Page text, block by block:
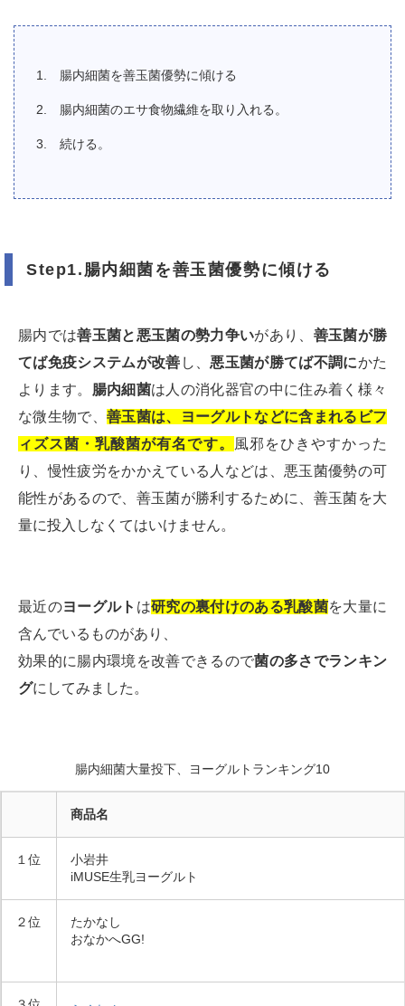
腸内細菌を善玉菌優勢に傾ける
腸内細菌のエサ食物繊維を取り入れる。
続ける。
Step1.腸内細菌を善玉菌優勢に傾ける
腸内では善玉菌と悪玉菌の勢力争いがあり、 善玉菌が勝
てば免疫システムが改善 し、 悪玉菌が勝てば不調にかた
よります。 腸内細菌は人の消化器官の中に住み着く様々
な微生物で、 善玉菌は、ヨーグルトなどに含まれるビフ
ィズス菌・乳酸菌が有名です。
風邪をひきやすかった
り、慢性疲労をかかえている人などは、悪玉菌優勢の可
能性があるので、善玉菌が勝利するために、善玉菌を大
量に投入しなくてはいけません。
最近のヨーグルト は研究の裏付けのある乳酸菌を大量に
含んでいるものがあり、
効果的に腸内環境を改善できるので菌の多さでランキン
グにしてみました。
腸内細菌大量投下、ヨーグルトランキング10
商品名
１位
小岩井
iMUSE生乳ヨーグルト
２位
たかなし
おなかへGG!